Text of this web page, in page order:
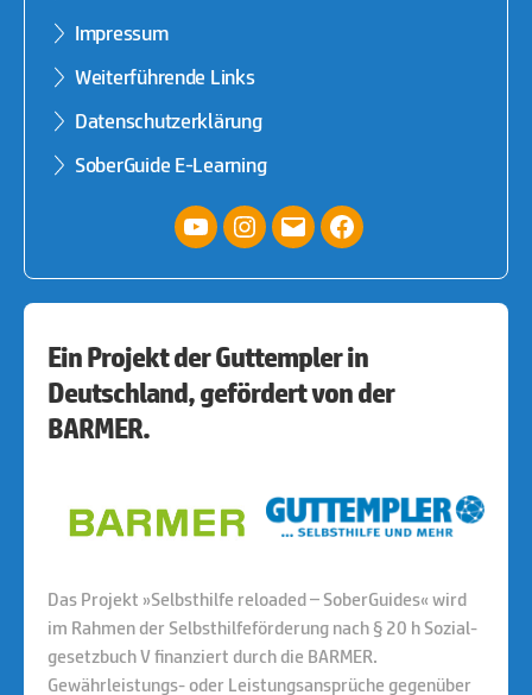
Impressum
Weiterführende Links
Datenschutzerklärung
SoberGuide E-Learning
YouTubeInstagram
E-
Mail
facebook
Ein Projekt der Guttempler in
Deutschland, gefördert von der
BARMER.
Das Projekt »Selbsthilfe reloaded – SoberGuides« wird
im Rahmen der Selbsthilfeförderung nach § 20 h Sozial-
gesetzbuch V finanziert durch die BARMER.
Gewährleistungs- oder Leistungsansprüche gegenüber